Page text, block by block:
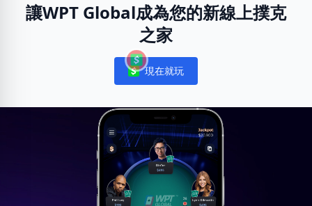
讓WPT Global成為您的新線上撲克
之家
Notifications
現在就玩